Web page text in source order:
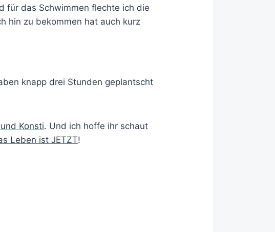
für das Schwimmen flechte ich die
hin zu bekommen hat auch kurz
knapp drei Stunden geplantscht
Konsti. Und ich hoffe ihr schaut
Leben ist JETZT!